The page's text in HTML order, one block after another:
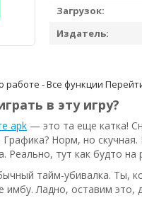
Загрузок:
Издатель:
работе - Все функции
в эту игру?
apk — это та еще катка!
Норм, но
Реально, тут как будто
тайм-убивалка. Ты,
имбу. Ладно, оставим это,